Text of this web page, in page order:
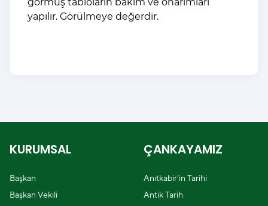
yapılır. Görülmeye değerdir.
KURUMSAL
Başkan
Başkan Vekili
ÇANKAYAMIZ
Anıtkabir'in Tarihi
Antik Tarih